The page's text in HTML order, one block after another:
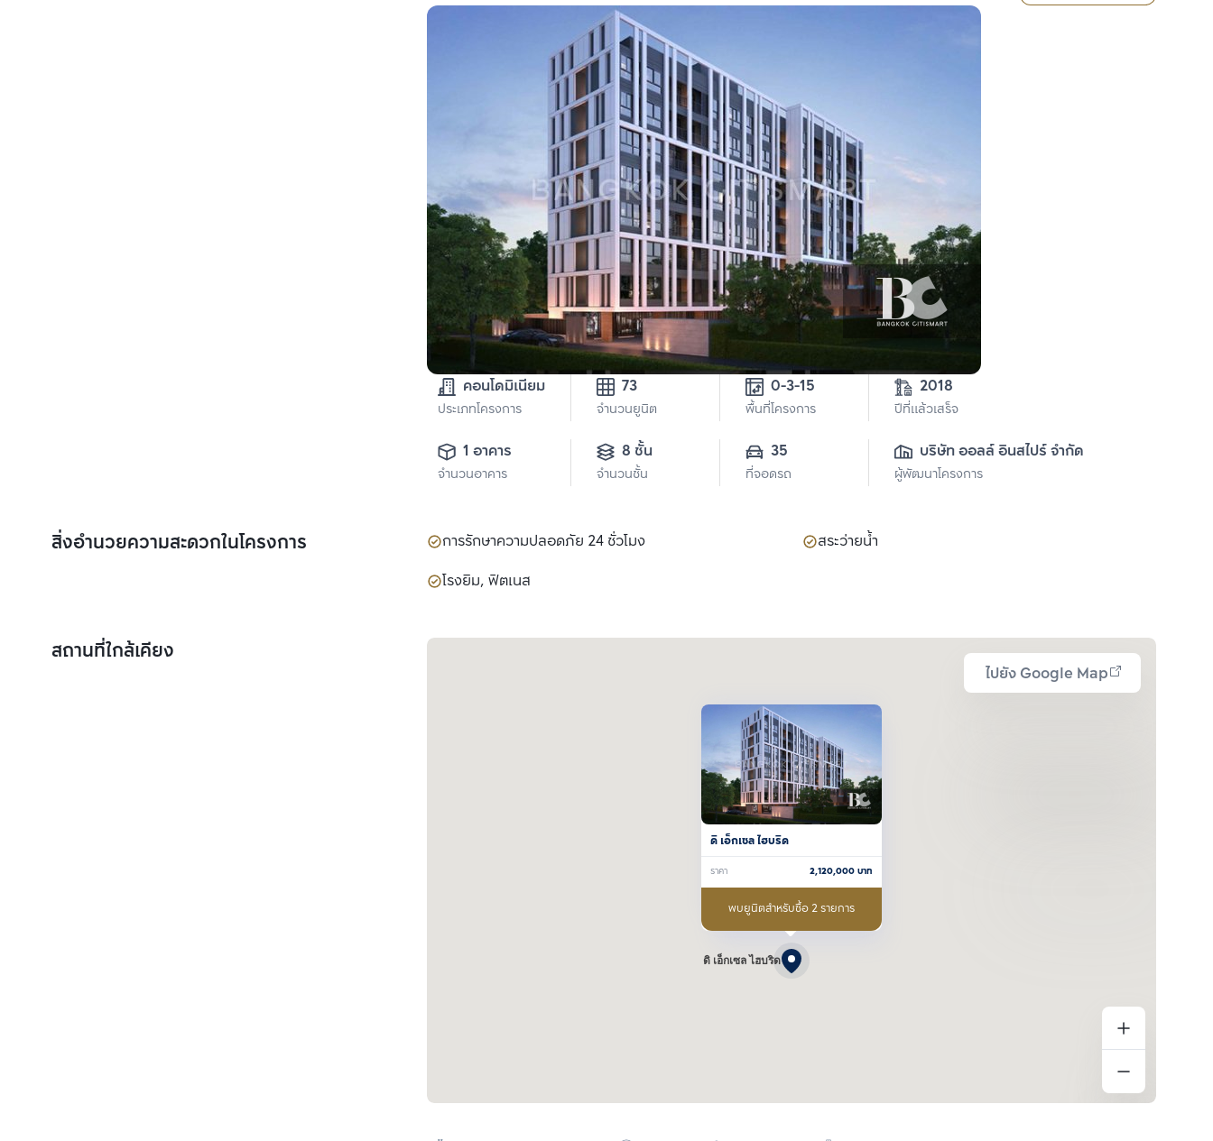
คอนโดมิเนียม
ประเภทโครงการ
73
จำนวนยูนิต พื้นที่โครงการ
2018
ปีที่แล้วเสร็จ
1 อาคาร
จำนวนอาคาร
8 ชั้น
จำนวนชั้น
35
ที่จอดรถ
บริษัท ออลล์ อินสไปร์ จำกัด
ผู้พัฒนาโครงการ
สิ่งอำนวยความสะดวกในโครงการ การรักษาความปลอดภัย 24 ชั่วโมง
สระว่ายน้ำ
โรงยิม, ฟิตเนส
สถานที่ใกล้เคียง
ไปยัง Google Map
ดิ เอ็กเซล ไฮบริด
ดิ เอ็กเซล ไฮบริด
ราคา 2,120,000 บาท
พบยูนิตสำหรับซื้อ 2 รายการ